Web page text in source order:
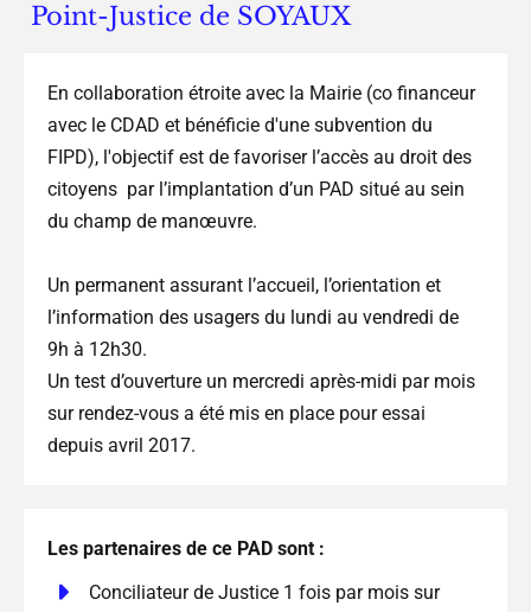
Point-Justice de SOYAUX
En collaboration étroite avec la Mairie (co financeur
avec le CDAD et bénéficie d'une subvention du
FIPD), l'objectif est de favoriser l’accès au droit des
citoyens par l’implantation d’un PAD situé au sein
du champ de manœuvre.
Un permanent assurant l’accueil, l’orientation et
l’information des usagers du lundi au vendredi de
9h à 12h30.
Un test d’ouverture un mercredi après-midi par mois
sur rendez-vous a été mis en place pour essai
depuis avril 2017.
Les partenaires de ce PAD sont :
Conciliateur de Justice 1 fois par mois sur